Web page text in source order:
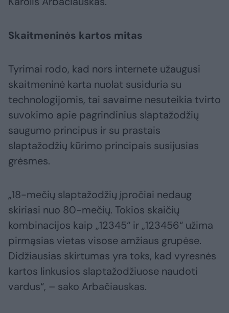
Skaitmeninės kartos mitas
Tyrimai rodo, kad nors internete užaugusi
skaitmeninė karta nuolat susiduria su
technologijomis, tai savaime nesuteikia tvirto
suvokimo apie pagrindinius slaptažodžių
saugumo principus ir su prastais
slaptažodžių kūrimo principais susijusias
grėsmes.
„18-mečių slaptažodžių įpročiai nedaug
skiriasi nuo 80-mečių. Tokios skaičių
kombinacijos kaip „12345“ ir „123456“ užima
pirmąsias vietas visose amžiaus grupėse.
Didžiausias skirtumas yra toks, kad vyresnės
kartos linkusios slaptažodžiuose naudoti
vardus“, – sako Arbačiauskas.